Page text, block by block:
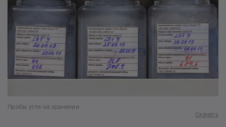
Пробы угля на хранении
Скачать